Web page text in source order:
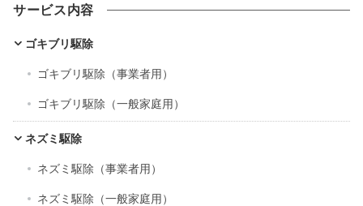
イ
ブ
サービス内容
ゴキブリ駆除
ゴキブリ駆除（事業者用）
ゴキブリ駆除（一般家庭用）
ネズミ駆除
ネズミ駆除（事業者用）
ネズミ駆除（一般家庭用）